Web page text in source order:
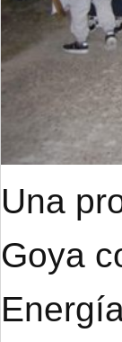
Una
Goya